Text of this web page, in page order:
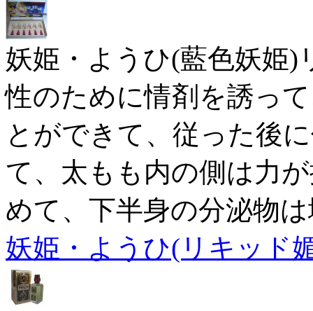
妖姫・ようひ(藍色妖姫)
性のために情剤を誘っ
とができて、従った後
て、太もも内の側は力
めて、下半身の分泌物
妖姫・ようひ(リキッド